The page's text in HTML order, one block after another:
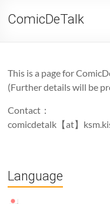
ComicDeTalk
This is a page for
(Further details will be
Contact：
comicdetalk【at】
Language